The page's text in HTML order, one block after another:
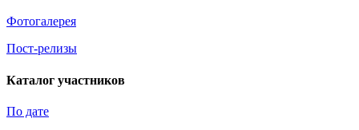
Фотогалерея
Пост-релизы
Каталог участников
По дате